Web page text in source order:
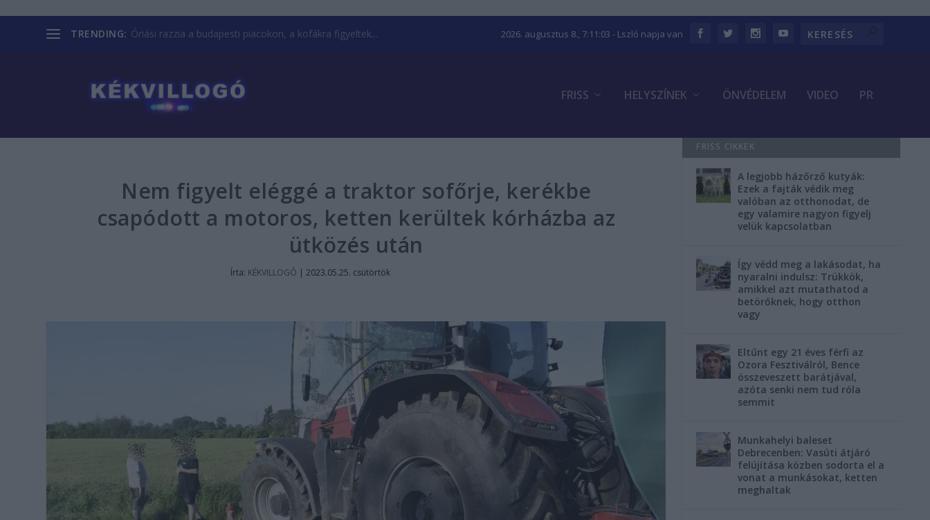
TRENDING: Óriási razzia a budapesti piacokon, a kofákra figyeltek... 2026. augusztus 8., 7:11:04 - Lszló napja van
FRISS HELYSZÍNEK ÖNVÉDELEM VIDEO PR
Nem figyelt eléggé a traktor sofőrje, kerékbe
csapódott a motoros, ketten kerültek kórházba az
ütközés után
Írta: KÉKVILLOGÓ | 2023.05.25. csütörtök
FRISS CIKKEK
A legjobb házőrző kutyák:
Ezek a fajták védik meg
valóban az otthonodat, de
egy valamire nagyon figyelj
velük kapcsolatban
Így védd meg a lakásodat, ha
nyaralni indulsz: Trükkök,
amikkel azt mutathatod a
betörőknek, hogy otthon
vagy
Eltűnt egy 21 éves férfi az
Ozora Fesztiválról, Bence
összeveszett barátjával,
azóta senki nem tud róla
semmit
Munkahelyi baleset
Debrecenben: Vasúti átjáró
felújítása közben sodorta el a
vonat a munkásokat, ketten
meghaltak